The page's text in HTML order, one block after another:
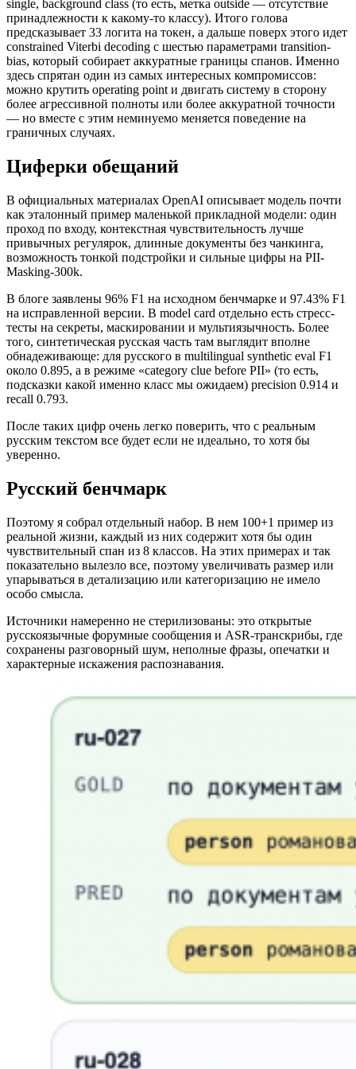
single, background class (то есть, метка outside — отсутствие
принадлежности к какому-то классу). Итого голова
предсказывает 33 логита на токен, а дальше поверх этого идет
constrained Viterbi decoding с шестью параметрами transition-
bias, который собирает аккуратные границы спанов. Именно
здесь спрятан один из самых интересных компромиссов:
можно крутить operating point и двигать систему в сторону
более агрессивной полноты или более аккуратной точности
— но вместе с этим неминуемо меняется поведение на
граничных случаях.
Циферки обещаний
В официальных материалах OpenAI описывает модель почти
как эталонный пример маленькой прикладной модели: один
проход по входу, контекстная чувствительность лучше
привычных регулярок, длинные документы без чанкинга,
возможность тонкой подстройки и сильные цифры на PII-
Masking-300k.
В блоге заявлены 96% F1 на исходном бенчмарке и 97.43% F1
на исправленной версии. В model card отдельно есть стресс-
тесты на секреты, маскировании и мультиязычность. Более
того, синтетическая русская часть там выглядит вполне
обнадеживающе: для русского в multilingual synthetic eval F1
около 0.895, а в режиме «category clue before PII» (то есть,
подсказки какой именно класс мы ожидаем) precision 0.914 и
recall 0.793.
После таких цифр очень легко поверить, что с реальным
русским текстом все будет если не идеально, то хотя бы
уверенно.
Русский бенчмарк
Поэтому я собрал отдельный набор. В нем 100+1 пример из
реальной жизни, каждый из них содержит хотя бы один
чувствительный спан из 8 классов. На этих примерах и так
показательно вылезло все, поэтому увеличивать размер или
упарываться в детализацию или категоризацию не имело
особо смысла.
Источники намеренно не стерилизованы: это открытые
русскоязычные форумные сообщения и ASR-транскрибы, где
сохранены разговорный шум, неполные фразы, опечатки и
характерные искажения распознавания.